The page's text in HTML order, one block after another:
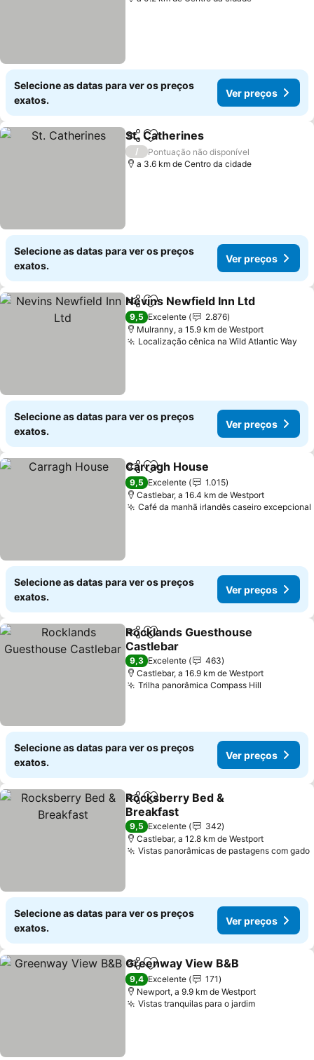
Selecione as datas para ver os preços
exatos.
Ver preços
PartilharAdicionar aos favoritos
St. Catherines
/
Pontuação não disponível
a 3.6 km de Centro da cidade
Selecione as datas para ver os preços
exatos.
Ver preços
PartilharAdicionar aos favoritos
Nevins Newfield Inn Ltd
9,5 Excelente
2.876
Mulranny, a 15.9 km de Westport
Localização cênica na Wild Atlantic Way
Selecione as datas para ver os preços
exatos.
Ver preços
PartilharAdicionar aos favoritos
Carragh House
9,5 Excelente
1.015
Castlebar, a 16.4 km de Westport
Café da manhã irlandês caseiro excepcional
Selecione as datas para ver os preços
exatos.
Ver preços
PartilharAdicionar aos favoritos
Rocklands Guesthouse
Castlebar
9,3 Excelente
463
Castlebar, a 16.9 km de Westport
Trilha panorâmica Compass Hill
Selecione as datas para ver os preços
exatos.
Ver preços
PartilharAdicionar aos favoritos
Rocksberry Bed &
Breakfast
9,5 Excelente
342
Castlebar, a 12.8 km de Westport
Vistas panorâmicas de pastagens com gado
Selecione as datas para ver os preços
exatos.
Ver preços
PartilharAdicionar aos favoritos
Greenway View B&B
9,4 Excelente
171
Newport, a 9.9 km de Westport
Vistas tranquilas para o jardim